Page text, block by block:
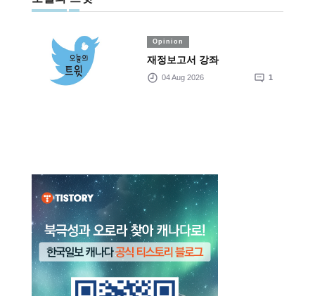
Opinion
재정보고서 강좌
04 Aug 2026 1